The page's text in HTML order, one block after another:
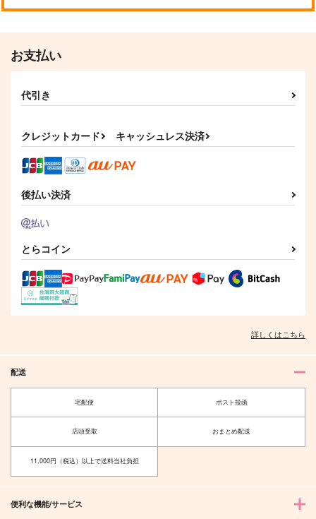
お支払い
代引き
クレジットカード キャッシュレス決済
後払い決済
とらコイン
詳しくはこちら
配送
宅配便 ポスト投函
店頭受取 おまとめ配送
11,000円（税込）以上で送料当社負担
便利な機能/サービス